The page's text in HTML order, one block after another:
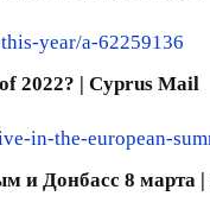
year/a-62259136
2022? | Cyprus Mail
in-the-european-
Донбасс 8 марта |